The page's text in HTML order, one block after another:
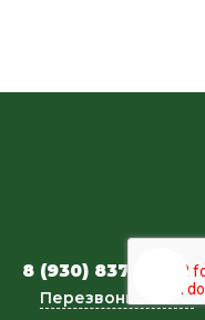
8 (930) 837-34-46
Перезвоните мне